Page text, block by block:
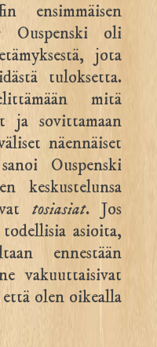
ensimmäisen
Ouspenski oli
jota
tuloksetta.
mitä
ja sovittamaan
näennäiset
Ouspenski
keskustelunsa
tosiasiat. Jos
asioita,
ennestään
vakuuttaisivat
olen oikealla